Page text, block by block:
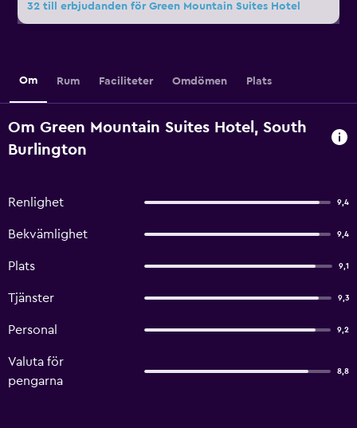
32 till erbjudanden för Green Mountain Suites Hotel
Om Rum Faciliteter Omdömen Plats
Om Green Mountain Suites Hotel, South
Burlington
Renlighet 9,4
Bekvämlighet 9,4
Plats 9,1
Tjänster 9,3
Personal 9,2
Valuta för
pengarna
8,8